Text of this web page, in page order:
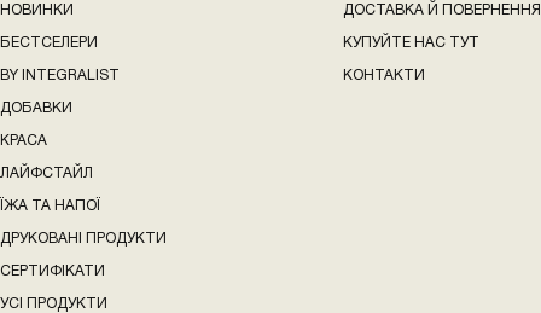
НОВИНКИ
БЕСТСЕЛЕРИ
BY INTEGRALIST
ДОБАВКИ
КРАСА
ЛАЙФСТАЙЛ
ЇЖА ТА НАПОЇ
ДРУКОВАНІ ПРОДУКТИ
СЕРТИФІКАТИ
УСІ ПРОДУКТИ
ДОСТАВКА Й ПОВЕРНЕННЯ
КУПУЙТЕ НАС ТУТ
КОНТАКТИ